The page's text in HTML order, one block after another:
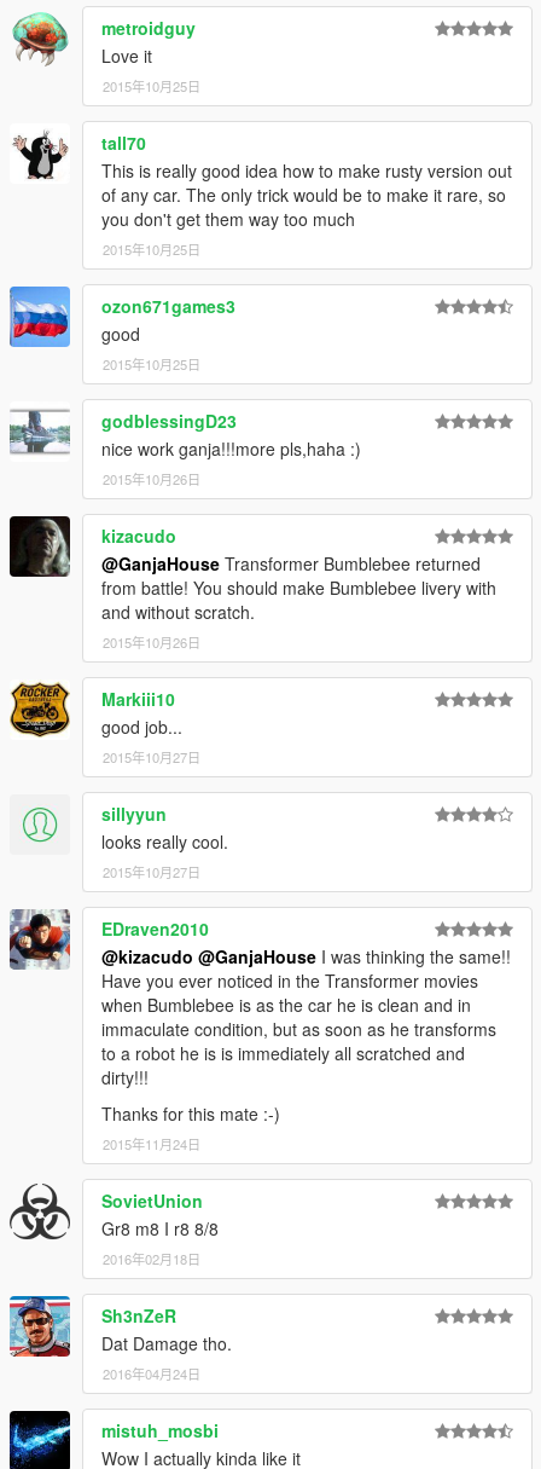
metroidguy
Love it
2015年10月25日
tall70
This is really good idea how to make rusty version out
of any car. The only trick would be to make it rare, so
you don't get them way too much
2015年10月25日
ozon671games3
good
2015年10月25日
godblessingD23
nice work ganja!!!more pls,haha :)
2015年10月26日
kizacudo
@GanjaHouse Transformer Bumblebee returned
from battle! You should make Bumblebee livery with
and without scratch.
2015年10月26日
Markiii10
good job...
2015年10月27日
sillyyun
looks really cool.
2015年10月27日
EDraven2010
@kizacudo @GanjaHouse I was thinking the same!!
Have you ever noticed in the Transformer movies
when Bumblebee is as the car he is clean and in
immaculate condition, but as soon as he transforms
to a robot he is is immediately all scratched and
dirty!!!
Thanks for this mate :-)
2015年11月24日
SovietUnion
Gr8 m8 I r8 8/8
2016年02月18日
Sh3nZeR
Dat Damage tho.
2016年04月24日
mistuh_mosbi
Wow I actually kinda like it